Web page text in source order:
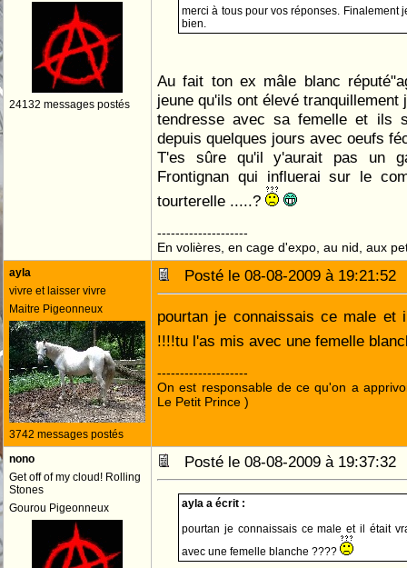
24132 messages postés
merci à tous pour vos réponses. Finalement
bien.
Au fait ton ex mâle blanc
jeune qu'ils ont élevé tranquillement
tendresse avec sa femelle et ils
depuis quelques jours avec oeufs
T'es sûre qu'il y'aurait pas un
Frontignan qui influerai sur le
tourterelle .....?
--------------------
En volières, en cage d'expo, au nid, aux
ayla
vivre et laisser vivre
Maitre Pigeonneux
3742 messages postés
Posté le 08-08-2009 à
pourtan je connaissais ce male et
!!!!tu l'as mis avec une femelle
--------------------
On est responsable de ce qu'on a
Le Petit Prince )
nono
Get off of my cloud! Rolling
Stones
Gourou Pigeonneux
Posté le 08-08-2009 à
ayla a écrit :
pourtan je connaissais ce male et il était
avec une femelle blanche ????